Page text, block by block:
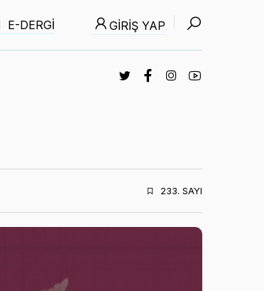
E-DERGI GIRIŞ YAP
233. SAYI